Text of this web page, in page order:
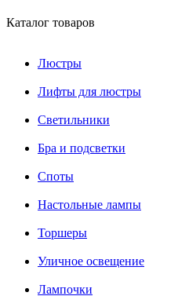
Каталог товаров
Люстры
Лифты для люстры
Светильники
Бра и подсветки
Споты
Настольные лампы
Торшеры
Уличное освещение
Лампочки